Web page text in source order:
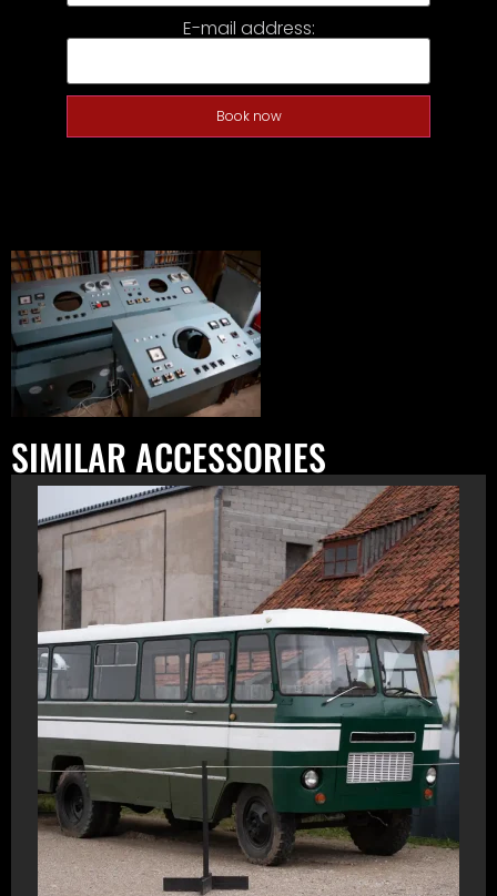
E-mail address:
Book now
SIMILAR ACCESSORIES